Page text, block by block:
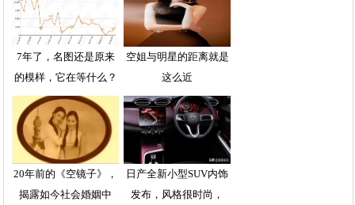
7年了，名图还是原来
的模样，它在等什么？
空姐与明星的距离就是
这么近
20年前的《空镜子》，
揭露如今社会婚姻中
日产全新小型SUV内饰
发布，风格很时尚，